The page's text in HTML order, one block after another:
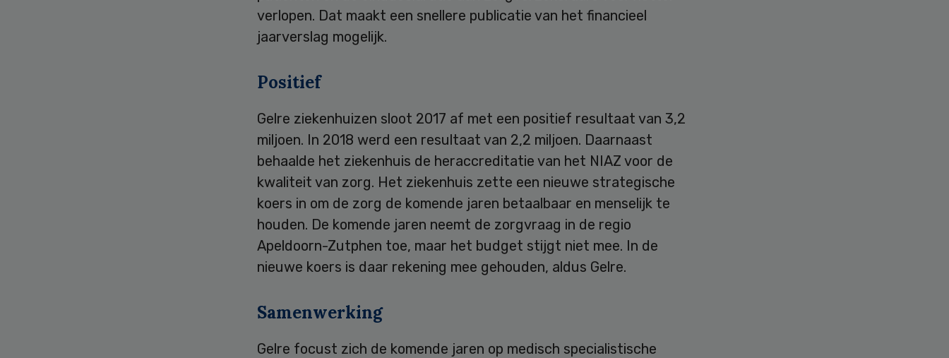
verlopen. Dat maakt een snellere publicatie van het financieel
jaarverslag mogelijk.
Positief
Gelre ziekenhuizen sloot 2017 af met een positief resultaat van 3,2
miljoen. In 2018 werd een resultaat van 2,2 miljoen. Daarnaast
behaalde het ziekenhuis de heraccreditatie van het NIAZ voor de
kwaliteit van zorg. Het ziekenhuis zette een nieuwe strategische
koers in om de zorg de komende jaren betaalbaar en menselijk te
houden. De komende jaren neemt de zorgvraag in de regio
Apeldoorn-Zutphen toe, maar het budget stijgt niet mee. In de
nieuwe koers is daar rekening mee gehouden, aldus Gelre.
Samenwerking
Gelre focust zich de komende jaren op medisch specialistische